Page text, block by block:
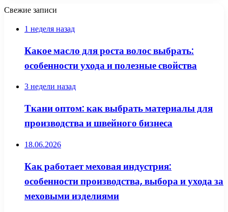
Свежие записи
1 неделя назад
Какое масло для роста волос выбрать:
особенности ухода и полезные свойства
3 недели назад
Ткани оптом: как выбрать материалы для
производства и швейного бизнеса
18.06.2026
Как работает меховая индустрия:
особенности производства, выбора и ухода за
меховыми изделиями